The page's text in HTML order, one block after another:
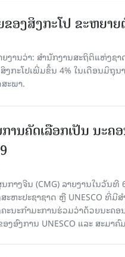
ອງສິງກະໂປ ຂະຫຍາ
ຍງານວ່າ: ສຳນັກງານສະຖິຕິແຫ່ງຊ
ງກະໂປເພີ່ມຂຶ້ນ 4% ໃນເດືອນມິຖຸ
ະພາ.
ານຄັດເລືອກເປັນ ນະ
ກາງຈີນ (CMG) ລາຍງານໃນວັນ
ຫະປະຊາຊາດ ຫຼື UNESCO ທີ່ມີ
ນະກຳມະການຮ່ວມວ່າດ້ວຍນະຄ
ອົງການ UNESCO ແລະ ສະມາ​ຄົ